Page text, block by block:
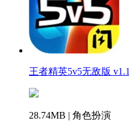
王者精英5v5无敌版 v1.1
28.74MB | 角色扮演